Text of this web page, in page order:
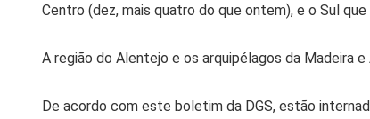
Centro (dez, mais quatro do que ontem), e o Sul
A região do Alentejo e os arquipélagos da Madeira
De acordo com este boletim da DGS, estão